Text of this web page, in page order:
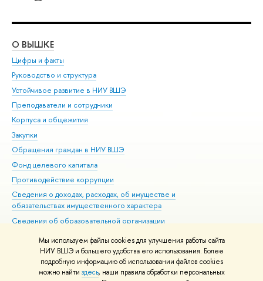
Мы используем файлы cookies для улучшения работы сайта
НИУ ВШЭ и большего удобства его использования. Более
подробную информацию об использовании файлов cookies
можно найти здесь, наши правила обработки персональных
О ВЫШКЕ
Цифры и факты
Руководство и структура
Устойчивое развитие в НИУ ВШЭ
Преподаватели и сотрудники
Корпуса и общежития
Закупки
Обращения граждан в НИУ ВШЭ
Фонд целевого капитала
Противодействие коррупции
Сведения о доходах, расходах, об имуществе и
обязательствах имущественного характера
Сведения об образовательной организации
Людям с ограниченными возможностями здоровья
Единая платежная страница
Работа в Вышке